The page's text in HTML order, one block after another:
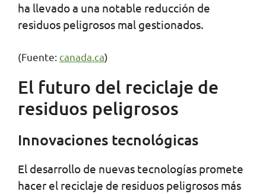
ha llevado a una notable reducción de
residuos peligrosos mal gestionados.
(Fuente: canada.ca)
El futuro del reciclaje de
residuos peligrosos
Innovaciones tecnológicas
El desarrollo de nuevas tecnologías promete
hacer el reciclaje de residuos peligrosos más